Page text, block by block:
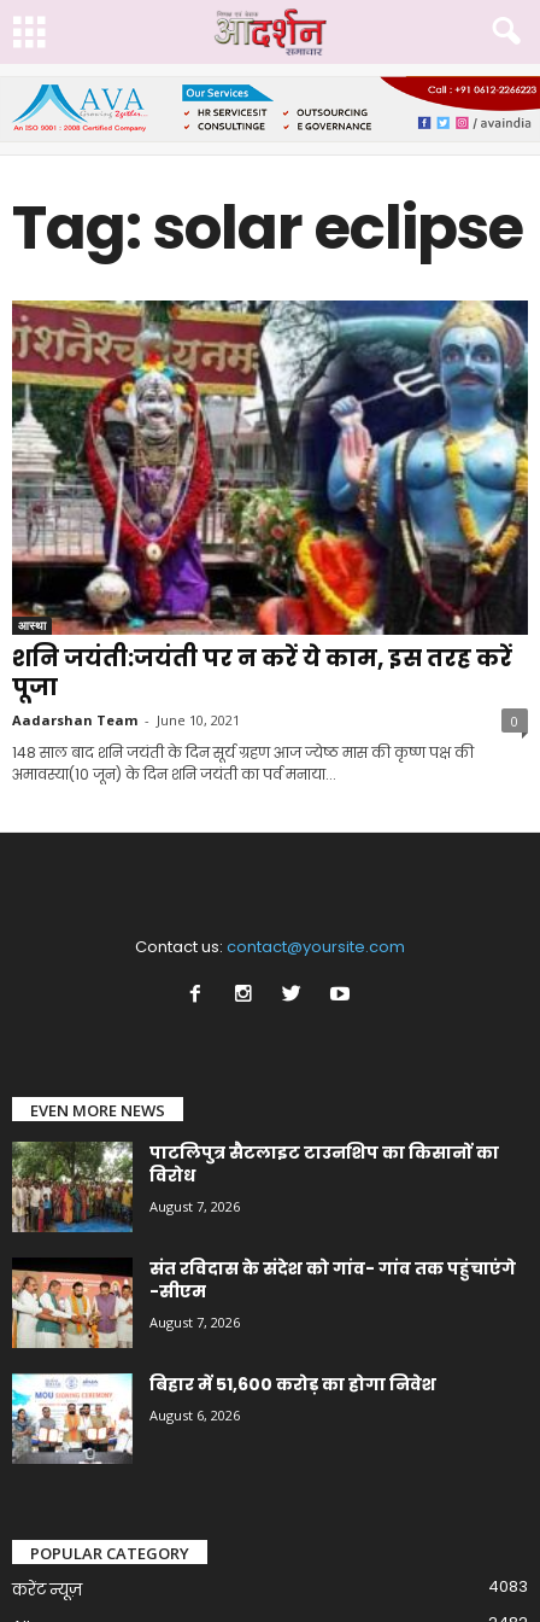
Tag: solar eclipse
आस्था
शनि जयंती:जयंती पर न करें ये काम, इस तरह करें
पूजा
Aadarshan Team - June 10, 2021 0
148 साल बाद शनि जयंती के दिन सूर्य ग्रहण आज ज्येष्ठ मास की कृष्ण पक्ष की
अमावस्या(10 जून) के दिन शनि जयंती का पर्व मनाया...
Contact us: contact@yoursite.com
EVEN MORE NEWS
पाटलिपुत्र सैटलाइट टाउनशिप का किसानों का
विरोध
August 7, 2026
संत रविदास के संदेश को गांव- गांव तक पहुंचाएंगे
-सीएम
August 7, 2026
बिहार में 51,600 करोड़ का होगा निवेश
August 6, 2026
POPULAR CATEGORY
करेंट न्यूज़
4083